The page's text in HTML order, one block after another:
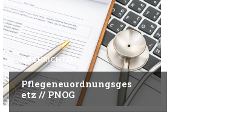
NACHRICHTEN
Pflegeneuordnungsges
etz // PNOG